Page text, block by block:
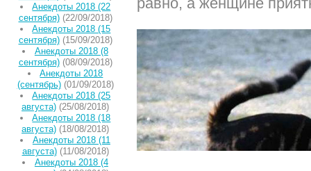
Анекдоты 2018 (22
сентября)(22/09/2018)
Анекдоты 2018 (15
сентября)(15/09/2018)
Анекдоты 2018 (8
сентября)(08/09/2018)
Анекдоты 2018
(сентябрь)(01/09/2018)
Анекдоты 2018 (25
августа) (25/08/2018)
Анекдоты 2018 (18
августа) (18/08/2018)
Анекдоты 2018 (11
августа)(11/08/2018)
Анекдоты 2018 (4